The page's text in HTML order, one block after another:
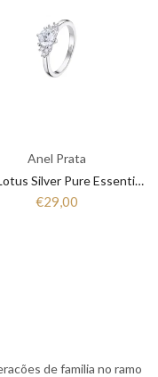
Anel Prata
Anel Lotus Silver Pure Essential LP3443-3/1 Mulher Prata
€29,00
de familia no ramo